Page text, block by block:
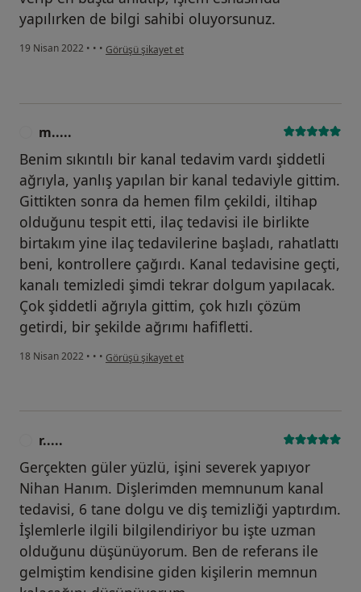
yapılırken de bilgi sahibi oluyorsunuz.
19 Nisan 2022 • • • kullanıcının görüşüne göre r.....
Görüşü şikayet et
m.....
Benim sıkıntılı bir kanal tedavim vardı şiddetli
ağrıyla, yanlış yapılan bir kanal tedaviyle gittim.
Gittikten sonra da hemen film çekildi, iltihap
olduğunu tespit etti, ilaç tedavisi ile birlikte
birtakım yine ilaç tedavilerine başladı, rahatlattı
beni, kontrollere çağırdı. Kanal tedavisine geçti,
kanalı temizledi şimdi tekrar dolgum yapılacak.
Çok şiddetli ağrıyla gittim, çok hızlı çözüm
getirdi, bir şekilde ağrımı hafifletti.
18 Nisan 2022 • • • kullanıcının görüşüne göre m.....
Görüşü şikayet et
r.....
Gerçekten güler yüzlü, işini severek yapıyor
Nihan Hanım. Dişlerimden memnunum kanal
tedavisi, 6 tane dolgu ve diş temizliği yaptırdım.
İşlemlerle ilgili bilgilendiriyor bu işte uzman
olduğunu düşünüyorum. Ben de referans ile
gelmiştim kendisine giden kişilerin memnun